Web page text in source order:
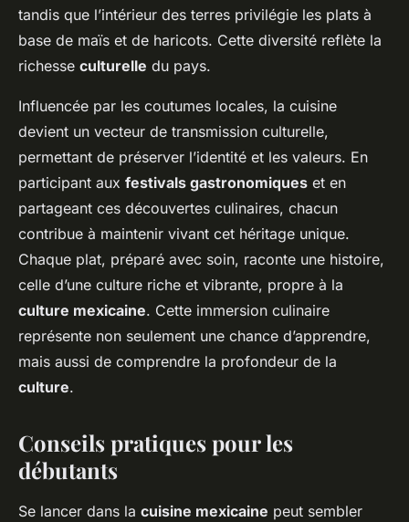
tandis que l’intérieur des terres privilégie les plats à
base de maïs et de haricots. Cette diversité reflète la
richesse culturelle du pays.
Influencée par les coutumes locales, la cuisine
devient un vecteur de transmission culturelle,
permettant de préserver l’identité et les valeurs. En
participant aux festivals gastronomiques et en
partageant ces découvertes culinaires, chacun
contribue à maintenir vivant cet héritage unique.
Chaque plat, préparé avec soin, raconte une histoire,
celle d’une culture riche et vibrante, propre à la
culture mexicaine. Cette immersion culinaire
représente non seulement une chance d’apprendre,
mais aussi de comprendre la profondeur de la
culture.
Conseils pratiques pour les
débutants
Se lancer dans la cuisine mexicaine peut sembler